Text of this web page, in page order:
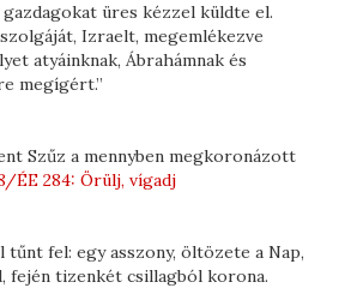
üres kézzel küldte el.
Izraelt, megemlékezve
atyáinknak, Ábrahámnak és
megígért.”
Szűz a mennyben megkoronázott
ÉE 284: Örülj, vígadj
tűnt fel: egy asszony, öltözete a Nap,
fején tizenkét csillagból korona.